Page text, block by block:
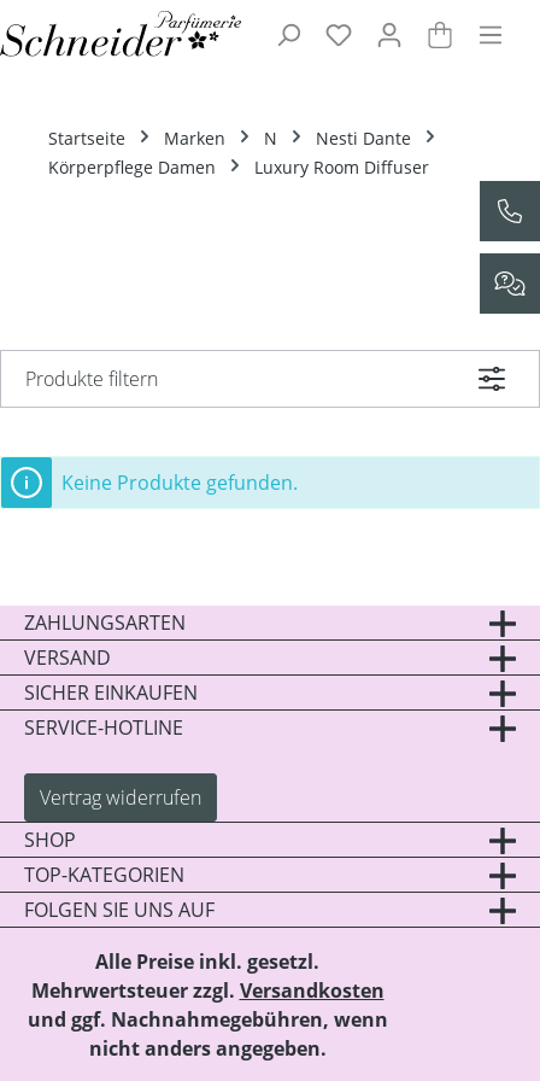
Zum Hauptinhalt springen
Startseite Marken N
Nesti Dante
Körperpflege Damen
Luxury Room Diffuser
Produkte filtern
Keine Produkte gefunden.
ZAHLUNGSARTEN
VERSAND
SICHER EINKAUFEN
SERVICE-HOTLINE
Vertrag widerrufen
SHOP
TOP-KATEGORIEN
FOLGEN SIE UNS AUF
Alle Preise inkl. gesetzl.
Mehrwertsteuer zzgl. Versandkosten
und ggf. Nachnahmegebühren, wenn
nicht anders angegeben.